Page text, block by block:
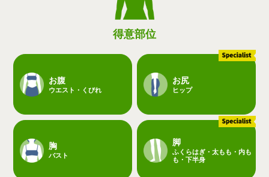
得意部位
お腹
ウエスト・くびれ
お尻
ヒップ
胸
バスト
脚
ふくらはぎ・太もも・内も
も・下半身